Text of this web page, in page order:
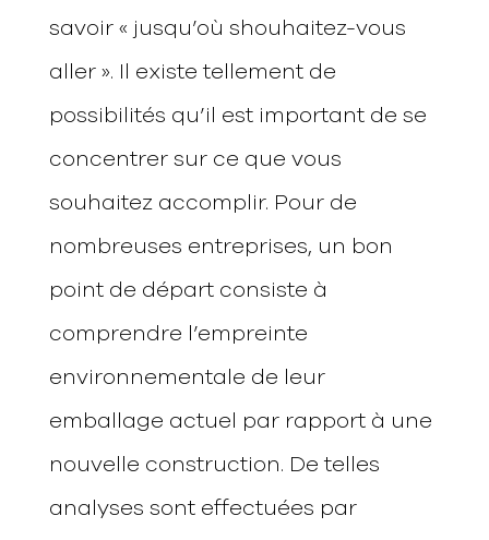
savoir « jusqu’où shouhaitez-vous
aller ». Il existe tellement de
possibilités qu’il est important de se
concentrer sur ce que vous
souhaitez accomplir. Pour de
nombreuses entreprises, un bon
point de départ consiste à
comprendre l’empreinte
environnementale de leur
emballage actuel par rapport à une
nouvelle construction. De telles
analyses sont effectuées par